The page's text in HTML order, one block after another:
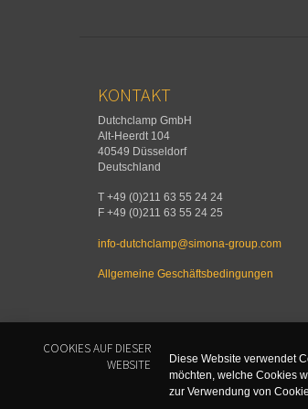
KONTAKT
Dutchclamp GmbH
Alt-Heerdt 104
40549 Düsseldorf
Deutschland
T +49 (0)211 63 55 24 24
F +49 (0)211 63 55 24 25
info-dutchclamp@simona-group.com
Allgemeine Geschäftsbedingungen
COOKIES AUF DIESER
WEBSITE
Diese Website verwendet
möchten, welche Cookies
zur Verwendung von